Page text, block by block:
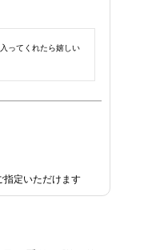
ってくれたら嬉しい
指定いただけます